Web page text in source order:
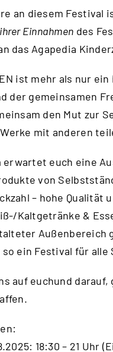
an diesem
Einnahmen des
das Agapedia
ist mehr als nur
der gemeinsamen
den Mut zur
mit anderen
erwartet euch eine
von
– hohe Qualität
Kaltgetränke &
Außenbereich
ein Festival für alle
auf euchund
18:30 – 21 Uhr